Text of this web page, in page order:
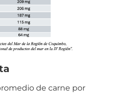
de carne por